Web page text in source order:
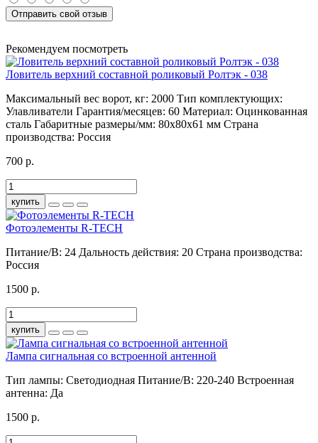
Отправить свой отзыв
Рекомендуем посмотреть
Ловитель верхний составной роликовый Ролтэк - 038
Максимальный вес ворот, кг: 2000 Тип комплектующих:
Улавливатели Гарантия/месяцев: 60 Материал: Оцинкованная
сталь Габаритные размеры/мм: 80х80х61 мм Страна
производства: Россия
700 р.
купить
Фотоэлементы R-TECH
Питание/В: 24 Дальность действия: 20 Страна производства:
Россия
1500 р.
купить
Лампа сигнальная со встроенной антенной
Тип лампы: Светодиодная Питание/В: 220-240 Встроенная
антенна: Да
1500 р.